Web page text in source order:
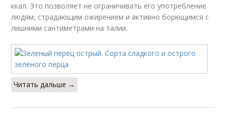
ккал. Это позволяет не ограничивать его употребление
людям, страдающим ожирением и активно борющимся с
лишними сантиметрами на талии.
Читать дальше →